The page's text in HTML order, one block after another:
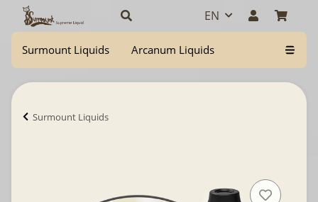
EN
Surmount Liquids Arcanum Liquids
Surmount Liquids